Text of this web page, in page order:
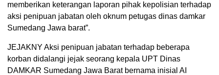
memberikan keterangan laporan pihak kepolisian terhadap
aksi penipuan jabatan oleh oknum petugas dinas damkar
Sumedang Jawa barat”.
JEJAKNY Aksi penipuan jabatan terhadap beberapa
korban didalangi jejak seorang kepala UPT Dinas
DAMKAR Sumedang Jawa Barat bernama inisial AI